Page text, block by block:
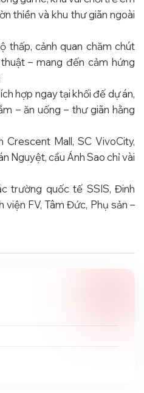
thiền và khu thư giãn ngoài
thấp, cảnh quan chăm chút
– mang đến cảm hứng
hợp ngay tại khối đế dự án,
– ăn uống – thư giãn hằng
Crescent Mall, SC VivoCity,
Nguyệt, cầu Ánh Sao chỉ vài
trường quốc tế SSIS, Đinh
viện FV, Tâm Đức, Phụ sản –